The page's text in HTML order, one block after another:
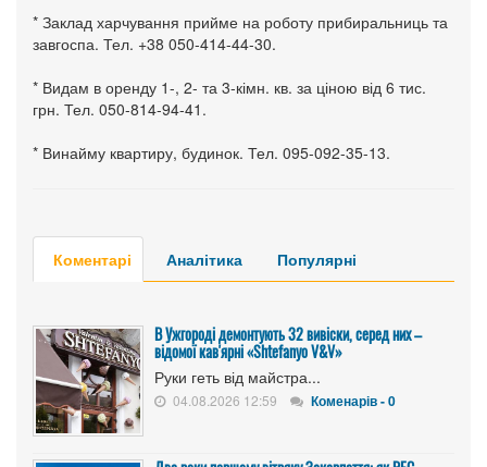
* Заклад харчування прийме на роботу прибиральниць та
завгоспа. Тел. +38 050-414-44-30.
* Видам в оренду 1-, 2- та 3-кімн. кв. за ціною від 6 тис.
грн. Тел. 050-814-94-41.
* Винайму квартиру, будинок. Тел. 095-092-35-13.
Коментарі Аналітика Популярні
В Ужгороді демонтують 32 вивіски, серед них –
відомої кав'ярні «Shtefanyo V&V»
Руки геть від майстра...
04.08.2026 12:59 Коменарів - 0